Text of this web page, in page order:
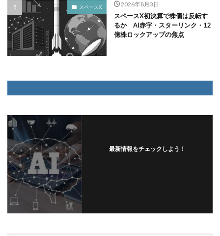
スペースX 2026年8月3日
スペースX初決算で株価は反転す
るか AI赤字・スターリンク・12
億株ロックアップの焦点
最新情報をチェックしよう！